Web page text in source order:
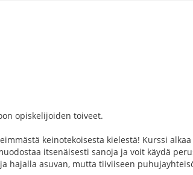
opiskelijoiden toiveet.
keinotekoisesta kielestä! Kurssi
itsenäisesti sanoja ja voit käydä
hajalla asuvan, mutta tiiviiseen